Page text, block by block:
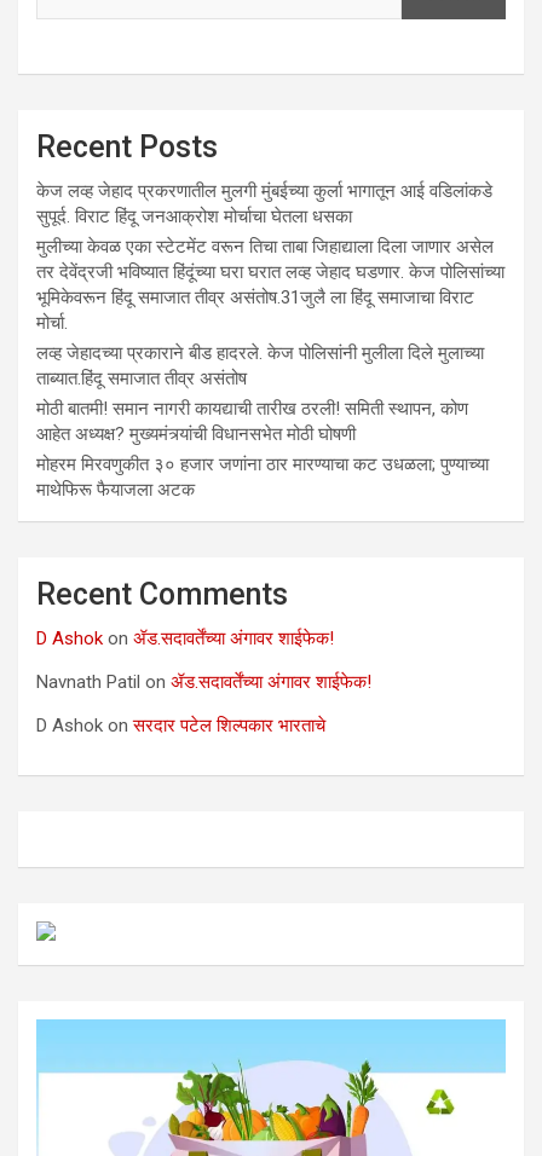
Recent Posts
केज लव्ह जेहाद प्रकरणातील मुलगी मुंबईच्या कुर्ला भागातून आई वडिलांकडे
सुपूर्द. विराट हिंदू जनआक्रोश मोर्चाचा घेतला धसका
मुलीच्या केवळ एका स्टेटमेंट वरून तिचा ताबा जिहाद्याला दिला जाणार असेल
तर देवेंद्रजी भविष्यात हिंदूंच्या घरा घरात लव्ह जेहाद घडणार. केज पोलिसांच्या
भूमिकेवरून हिंदू समाजात तीव्र असंतोष.31जुलै ला हिंदू समाजाचा विराट
मोर्चा.
लव्ह जेहादच्या प्रकाराने बीड हादरले. केज पोलिसांनी मुलीला दिले मुलाच्या
ताब्यात.हिंदू समाजात तीव्र असंतोष
मोठी बातमी! समान नागरी कायद्याची तारीख ठरली! समिती स्थापन, कोण
आहेत अध्यक्ष? मुख्यमंत्र्यांची विधानसभेत मोठी घोषणी
मोहरम मिरवणुकीत ३० हजार जणांना ठार मारण्‍याचा कट उधळला; पुण्‍याच्‍या
माथेफिरू फैयाजला अटक
Recent Comments
D Ashok on ॲड.सदावर्तेंच्या अंगावर शाईफेक!
Navnath Patil on ॲड.सदावर्तेंच्या अंगावर शाईफेक!
D Ashok onसरदार पटेल शिल्पकार भारताचे